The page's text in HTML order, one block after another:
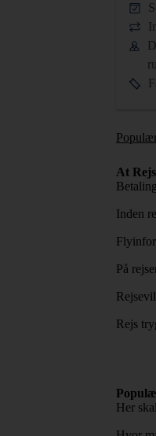
At
Inden
På
Rejs
Her